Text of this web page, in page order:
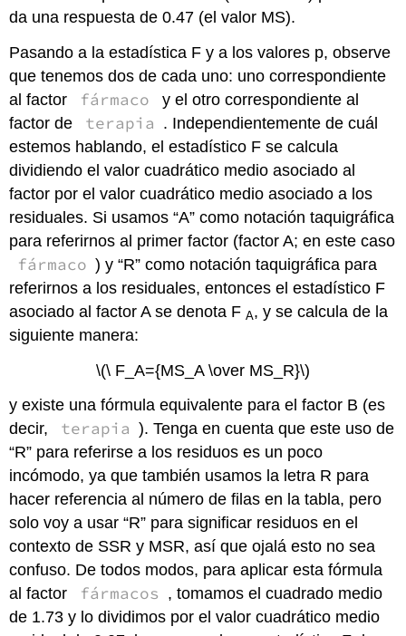
da una respuesta de 0.47 (el valor MS).
Pasando a la estadística F y a los valores p, observe
que tenemos dos de cada uno: uno correspondiente
al factor
fármaco
y el otro correspondiente al
factor de
terapia . Independientemente de cuál
estemos hablando, el estadístico F se calcula
dividiendo el valor cuadrático medio asociado al
factor por el valor cuadrático medio asociado a los
residuales. Si usamos “A” como notación taquigráfica
para referirnos al primer factor (factor A; en este caso
fármaco ) y “R” como notación taquigráfica para
referirnos a los residuales, entonces el estadístico F
asociado al factor A se denota F A, y se calcula de la
siguiente manera:
\(\ F_A={MS_A \over MS_R}\)
y existe una fórmula equivalente para el factor B (es
decir,
terapia ). Tenga en cuenta que este uso de
“R” para referirse a los residuos es un poco
incómodo, ya que también usamos la letra R para
hacer referencia al número de filas en la tabla, pero
solo voy a usar “R” para significar residuos en el
contexto de SSR y MSR, así que ojalá esto no sea
confuso. De todos modos, para aplicar esta fórmula
al factor
fármacos , tomamos el cuadrado medio
de 1.73 y lo dividimos por el valor cuadrático medio